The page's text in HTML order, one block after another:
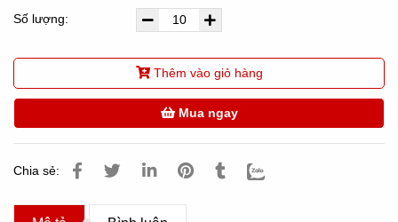
Số lượng:
Thêm vào giỏ hàng
Mua ngay
Chia sẻ: